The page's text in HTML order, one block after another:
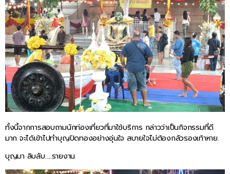
ทั้งนี้จากการสอบถามนักท่องเที่ยวที่มาใช้บริการ กล่าวว่าเป็นกิจกรรมที่ดี
มาก จะได้เข้าไปทำบุญปิดทองอย่างอุ่นใจ สบายใจไม่ต้องกลัวรองเท้าหาย.
บุญมา ลิบลับ…..รายงาน